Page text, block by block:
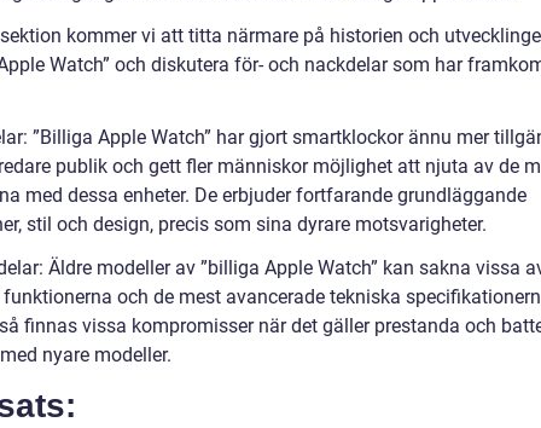
kommer vi att titta närmare på historien och
Watch” och diskutera för- och nackdelar som har
”Billiga Apple Watch” har gjort smartklockor ännu mer
publik och gett fler människor möjlighet att njuta av de
med dessa enheter. De erbjuder fortfarande grundläggande
stil och design, precis som sina dyrare motsvarigheter.
Äldre modeller av ”billiga Apple Watch” kan sakna vissa
och de mest avancerade tekniska
finnas vissa kompromisser när det gäller prestanda och
nyare modeller.